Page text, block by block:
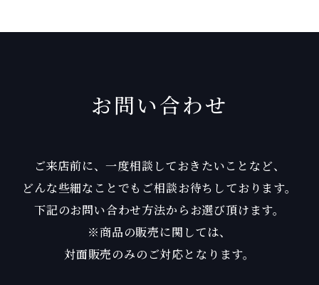
お問い合わせ
ご来店前に、一度相談しておきたいことなど、
どんな些細なことでもご相談お待ちしております。
下記のお問い合わせ方法からお選び頂けます。
※商品の販売に関しては、
対面販売のみのご対応となります。